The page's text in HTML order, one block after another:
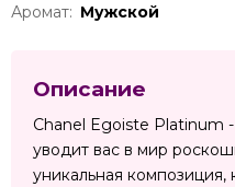
Аромат: Мужской
Описание
Chanel Egoiste Platinum
уводит вас в мир
уникальная композиция,